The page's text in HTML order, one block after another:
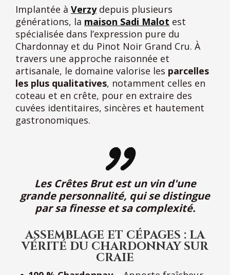
Implantée à Verzydepuis plusieurs
générations, la maison Sadi Malot est
spécialisée dans l’expression pure du
Chardonnay et du Pinot Noir Grand Cru. À
travers une approche raisonnée et
artisanale, le domaine valorise les parcelles
les plus qualitatives, notamment celles en
coteau et en crête, pour en extraire des
cuvées identitaires, sincères et hautement
gastronomiques.
Les Crêtes Brut est un vin d'une
grande personnalité, qui se distingue
par sa finesse et sa complexité.
ASSEMBLAGE ET CÉPAGES : LA
VÉRITÉ DU CHARDONNAY SUR
CRAIE